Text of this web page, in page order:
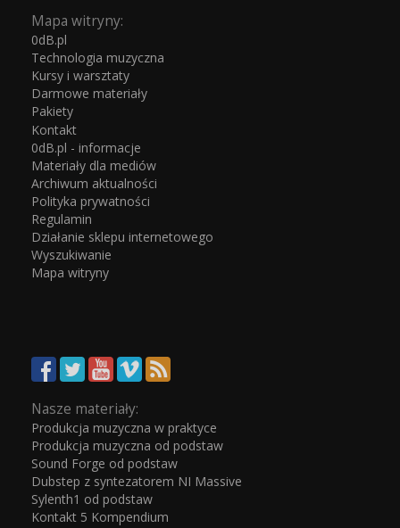
Mapa witryny:
0dB.pl
Technologia muzyczna
Kursy i warsztaty
Darmowe materiały
Pakiety
Kontakt
0dB.pl - informacje
Materiały dla mediów
Archiwum aktualności
Polityka prywatności
Regulamin
Działanie sklepu internetowego
Wyszukiwanie
Mapa witryny
Nasze materiały:
Produkcja muzyczna w praktyce
Produkcja muzyczna od podstaw
Sound Forge od podstaw
Dubstep z syntezatorem NI Massive
Sylenth1 od podstaw
Kontakt 5 Kompendium